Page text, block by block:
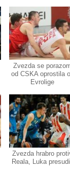
Zvezda se
od CSKA oprostila
Evrolige
Zvezda hrabro
Reala, Luka